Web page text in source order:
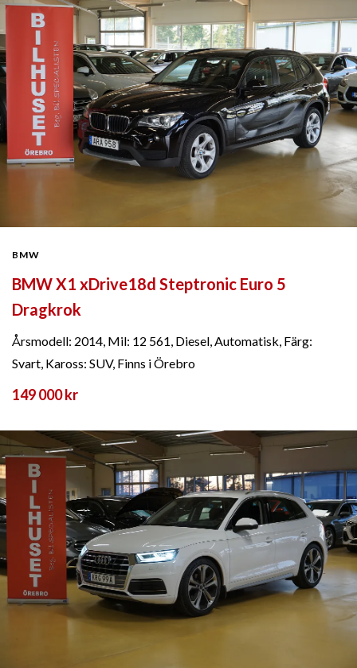
BMW
BMW X1 xDrive18d Steptronic Euro 5
Dragkrok
Årsmodell: 2014, Mil: 12 561, Diesel, Automatisk, Färg:
Svart, Kaross: SUV, Finns i Örebro
149 000 kr